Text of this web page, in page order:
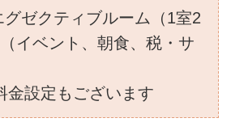
ゼクティブルーム（1室2
イベント、朝食、税・サ
設定もございます